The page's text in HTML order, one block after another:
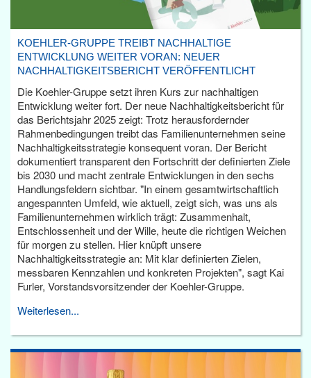
KOEHLER-GRUPPE TREIBT NACHHALTIGE
ENTWICKLUNG WEITER VORAN: NEUER
NACHHALTIGKEITSBERICHT VERÖFFENTLICHT
Die Koehler-Gruppe setzt ihren Kurs zur nachhaltigen
Entwicklung weiter fort. Der neue Nachhaltigkeitsbericht für
das Berichtsjahr 2025 zeigt: Trotz herausfordernder
Rahmenbedingungen treibt das Familienunternehmen seine
Nachhaltigkeitsstrategie konsequent voran. Der Bericht
dokumentiert transparent den Fortschritt der definierten Ziele
bis 2030 und macht zentrale Entwicklungen in den sechs
Handlungsfeldern sichtbar. "In einem gesamtwirtschaftlich
angespannten Umfeld, wie aktuell, zeigt sich, was uns als
Familienunternehmen wirklich trägt: Zusammenhalt,
Entschlossenheit und der Wille, heute die richtigen Weichen
für morgen zu stellen. Hier knüpft unsere
Nachhaltigkeitsstrategie an: Mit klar definierten Zielen,
messbaren Kennzahlen und konkreten Projekten", sagt Kai
Furler, Vorstandsvorsitzender der Koehler-Gruppe.
Weiterlesen...